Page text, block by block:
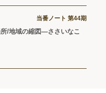
当番ノート 第44期
/地域の縮図—ささいなこ